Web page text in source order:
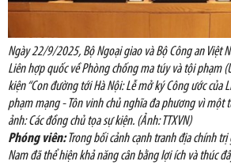
Ngày 22/9/2025, Bộ Ngoại giao và Bộ Công an Việt
Liên hợp quốc về Phòng chống ma túy và tội phạm
kiện “Con đường tới Hà Nội: Lễ mở ký Công ước của
phạm mạng - Tôn vinh chủ nghĩa đa phương vì một
ảnh: Các đồng chủ tọa sự kiện. (Ảnh: TTXVN)
Phóng viên:Trong bối cảnh cạnh tranh địa chính trị
Nam đã thể hiện khả năng cân bằng lợi ích và thúc